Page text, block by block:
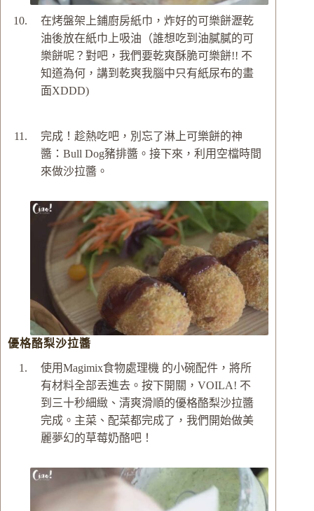
在烤盤架上鋪廚房紙巾，炸好的可樂餅瀝乾
油後放在紙巾上吸油（誰想吃到油膩膩的可
樂餅呢？對吧，我們要乾爽酥脆可樂餅!! 不
知道為何，講到乾爽我腦中只有紙尿布的畫
面XDDD)
完成！趁熱吃吧，別忘了淋上可樂餅的神
醬：Bull Dog豬排醬。接下來，利用空檔時間
來做沙拉醬。
優格酪梨沙拉醬
使用Magimix食物處理機 的小碗配件，將所
有材料全部丟進去。按下開關，VOILA! 不
到三十秒細緻、清爽滑順的優格酪梨沙拉醬
完成。主菜、配菜都完成了，我們開始做美
麗夢幻的草莓奶酪吧！